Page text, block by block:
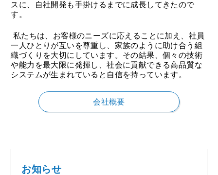
スに、自社開発も手掛けるまでに成長してきたので
す。
私たちは、お客様のニーズに応えることに加え、社員
一人ひとりが互いを尊重し、家族のように助け合う組
織づくりを大切にしています。その結果、個々の技術
や能力を最大限に発揮し、社会に貢献できる高品質な
システムが生まれていると自信を持っています。
会社概要
お知らせ